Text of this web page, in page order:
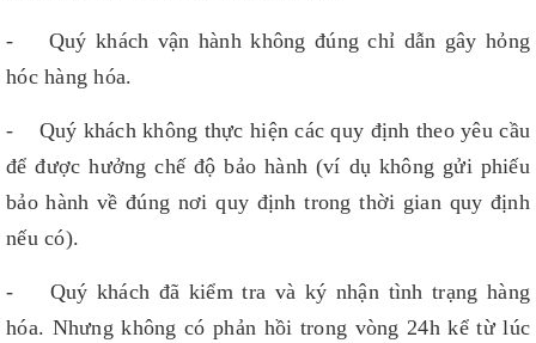
- Quý khách vận hành không đúng chỉ dẫn gây hỏng
hóc hàng hóa.
- Quý khách không thực hiện các quy định theo yêu cầu
để được hưởng chế độ bảo hành (ví dụ không gửi phiếu
bảo hành về đúng nơi quy định trong thời gian quy định
nếu có).
- Quý khách đã kiểm tra và ký nhận tình trạng hàng
hóa. Nhưng không có phản hồi trong vòng 24h kể từ lúc